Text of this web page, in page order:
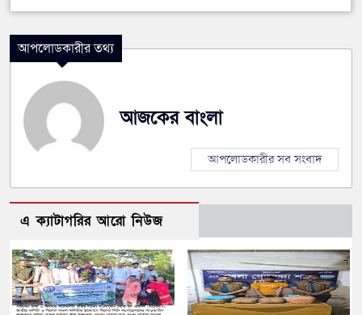
আপলোডকারীর তথ্য
আজকের বাংলা
আপলোডকারীর সব সংবাদ
এ ক্যাটাগরির আরো নিউজ